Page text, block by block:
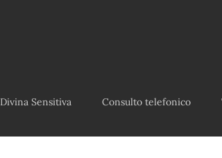
Divina Sensitiva Consulto telefonico